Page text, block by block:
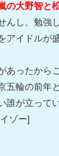
の大野智と
んし、勉強
アイドル
あったから
五輪の前年
誰が立って
ゾー]